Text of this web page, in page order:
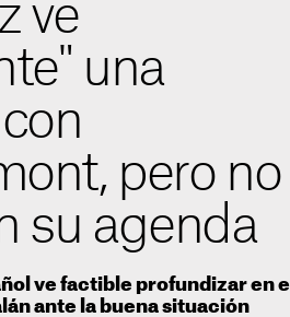
ve
una
pero no
su agenda
ve factible profundizar en el
ante la buena situación